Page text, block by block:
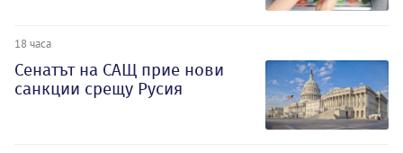
18 часа
Сенатът на САЩ прие нови
санкции срещу Русия